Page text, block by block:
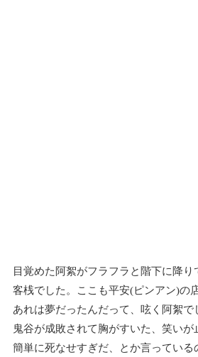
目覚めた阿絮がフラフラと階下に降
客桟でした。ここも平安(ピンアン)の店
あれは夢だったんだって、呟く阿絮で
鬼谷が成敗されて胸がすいた、笑い
簡単に死なせすぎだ、とか言っている